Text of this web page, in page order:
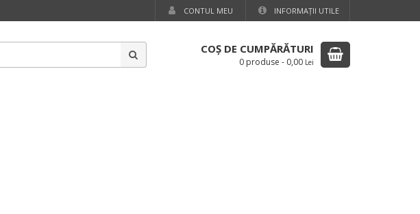
CONTUL MEU INFORMAŢII UTILE
COŞ DE CUMPĂRĂTURI
0 produse - 0,00 Lei